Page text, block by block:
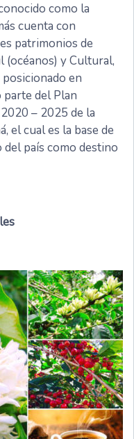
como la
cuenta con
patrimonios de
(océanos) y Cultural,
en
parte del Plan
– 2025 de la
el cual es la base de
país como destino